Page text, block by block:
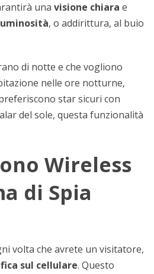
una visione chiara e
, o addirittura, al buio
di notte e che vogliono
nelle ore notturne,
star sicuri con
del sole, questa funzionalità
Wireless
di Spia
volta che avrete un visitatore,
sul cellulare. Questo